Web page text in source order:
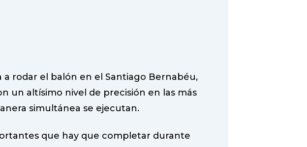
a rodar el balón en el Santiago Bernabéu,
un altísimo nivel de precisión en las más
simultánea se ejecutan.
que hay que completar durante